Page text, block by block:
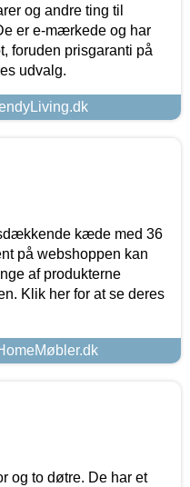
og andre ting til
er e-mærkede og har
foruden prisgaranti på
udvalg.
kæde med 36
på webshoppen kan
af produkterne
Klik her for at se deres
og to døtre. De har et